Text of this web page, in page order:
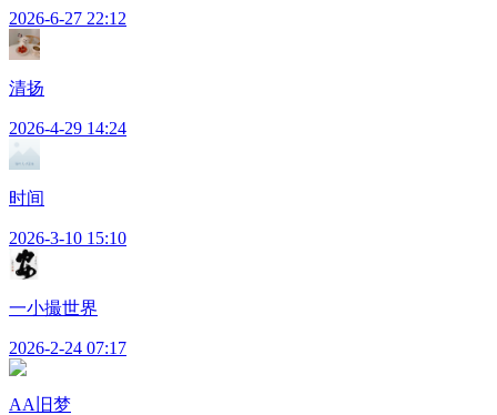
2026-6-27 22:12
清扬
2026-4-29 14:24
时间
2026-3-10 15:10
一小撮世界
2026-2-24 07:17
AA旧梦